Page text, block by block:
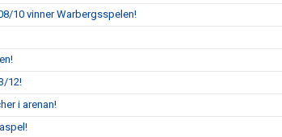
10 vinner Warbergsspelen!
12!
i arenan!